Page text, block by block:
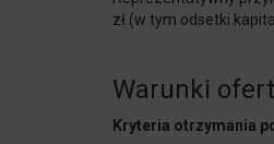
zł (w tym odsetki
Warunki
Kryteria otrzymania